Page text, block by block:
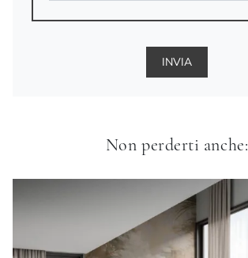
INVIA
Non perderti anche: